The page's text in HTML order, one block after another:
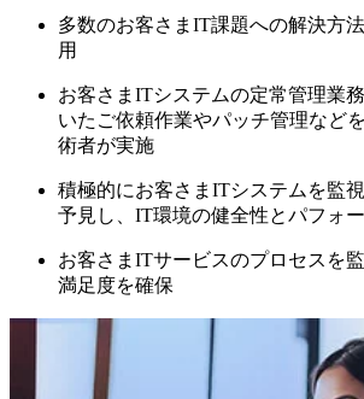
多数のお客さまIT課題への解決方
用
お客さまITシステムの定常管理業
いたご依頼作業やパッチ管理など
術者が実施
積極的にお客さまITシステムを監
予見し、IT環境の健全性とパフォ
お客さまITサービスのプロセスを
満足度を確保